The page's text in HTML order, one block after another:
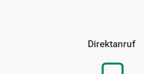
Direktanruf